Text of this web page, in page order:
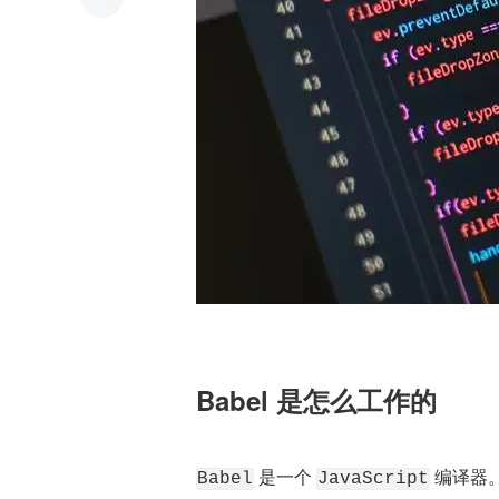
Babel 是怎么工作的
Babel 是一个 JavaScript 编译器